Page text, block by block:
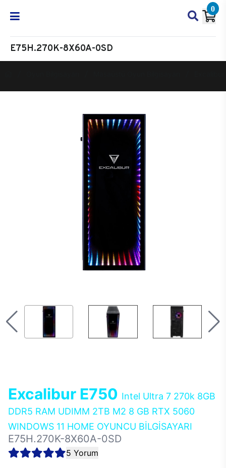
0
E75H.270K-8X60A-0SD
Excalibur E750 Intel Ultra 7 270k 8GB
DDR5 RAM UDIMM 2TB M2 8 GB RTX 5060
WINDOWS 11 HOME OYUNCU BİLGİSAYARI
E75H.270K-8X60A-0SD
5 Yorum